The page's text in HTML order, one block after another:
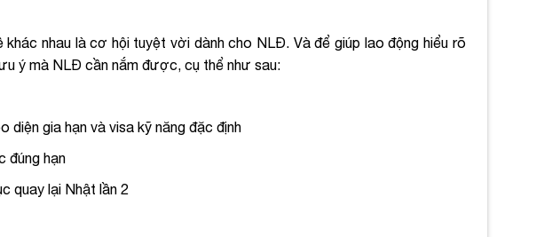
nhau là cơ hội tuyệt vời dành cho NLĐ. Và để giúp lao động hiểu rõ
ý mà NLĐ cần nắm được, cụ thể như sau:
gia hạn và visa kỹ năng đặc định
đúng hạn
quay lại Nhật lần 2